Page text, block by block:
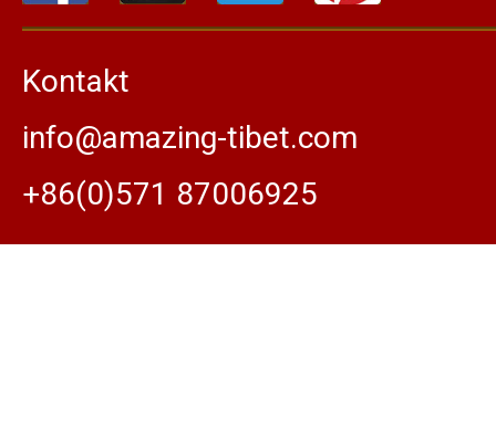
Kontakt
info@amazing-tibet.com
+86(0)571 87006925